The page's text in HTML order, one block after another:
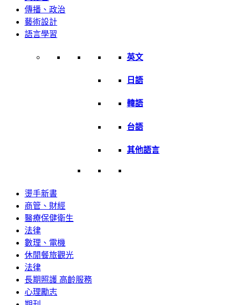
傳播、政治
藝術設計
語言學習
英文
日語
韓語
台語
其他語言
燙手新書
商管、財經
醫療保健衛生
法律
數理、電機
休閒餐旅觀光
法律
長期照護 高齡服務
心理勵志